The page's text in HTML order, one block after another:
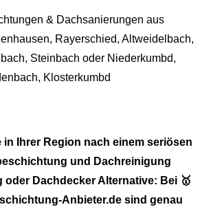
in Ihrer Region nach einem seriösen
und Dachreinigung
Dachdecker Alternative: Bei 🥇
Anbieter.de sind genau